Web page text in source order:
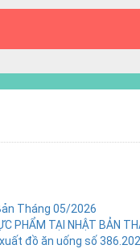
Tháng 05/2026
PHẨM TẠI NHẬT BẢN
đồ ăn uống số